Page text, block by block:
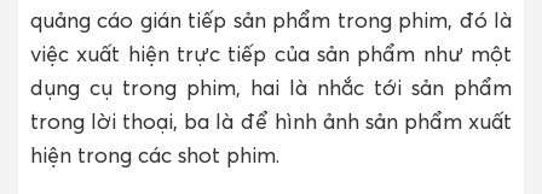
quảng cáo gián tiếp sản phẩm trong phim, đó là
việc xuất hiện trực tiếp của sản phẩm như một
dụng cụ trong phim, hai là nhắc tới sản phẩm
trong lời thoại, ba là để hình ảnh sản phẩm xuất
hiện trong các shot phim.